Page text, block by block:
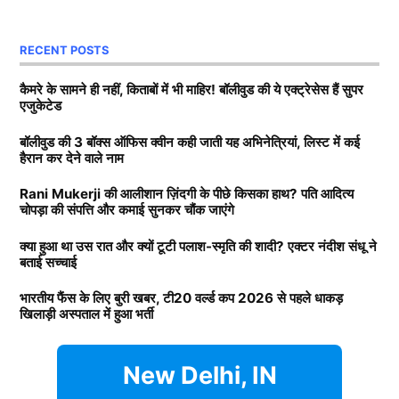
चुके हैं.
Daughters of Bollywood Actresses: मां से भी ज्यादा
खूबसूरत? इन 3 बॉलीवुड एक्ट्रेसेस की बेटियों ने लूटी महफिल
बॉलीवुड की 3 सबसे बड़ी हीरोइन्स जिनकी नानी-परनानी कोठे पर
TAGGED: #bollywood Aditya chopra
Rani Mukerji Husband
दावा किया गया कि पलाश ने स्मृति (Smriti Mandhana) को
धोखा दिया है. लेकिन क्रिकेटर ने कभी अधिकारिक तौर पर नहीं
बताया कि उनके मंगेतर ने धोखा दिया है. अब टीवी एक्टर नंदीश
संधू ने बताया है कि उस रात क्या हुआ?
Smriti Mandhana और पलाश की क्यों
टूटी शादी?
दरअसल, टीवी एक्टर नंदीश संधू स्मृति और पलाश की शादी में
पहुंचे थे. उस वक्त वह वेन्यू पर ही था. अब नंदीश संधू ने बताया
कि उस रात दोनों परिवारों के बीच क्या हुआ था. मिस मालिनी को
दिए गए इंटरव्यू में नंदीश ने पलाश पर लगे धोखे के आरोपों पर
उन्होंने कहा कि कुछ भी कहने से पहले पलाश को उनका पक्ष रखने
RECENT POSTS
कैमरे के सामने ही नहीं, किताबों में भी माहिर! बॉलीवुड की ये एक्ट्रेसेस हैं सुपर
एजुकेटेड
बॉलीवुड की 3 बॉक्स ऑफिस क्वीन कही जाती यह अभिनेत्रियां, लिस्ट में कई
हैरान कर देने वाले नाम
Rani Mukerji की आलीशान ज़िंदगी के पीछे किसका हाथ? पति आदित्य
चोपड़ा की संपत्ति और कमाई सुनकर चौंक जाएंगे
क्या हुआ था उस रात और क्यों टूटी पलाश-स्मृति की शादी? एक्टर नंदीश संधू ने
बताई सच्चाई
भारतीय फैंस के लिए बुरी खबर, टी20 वर्ल्ड कप 2026 से पहले धाकड़
खिलाड़ी अस्पताल में हुआ भर्ती
New Delhi, IN